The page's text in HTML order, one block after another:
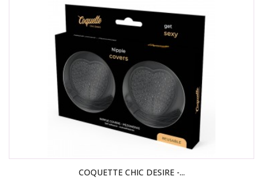
COQUETTE CHIC DESIRE -...